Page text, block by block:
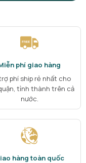
phí giao hàng
phí ship rẻ nhất cho
tỉnh thành trên cả
nước.
hàng toàn quốc